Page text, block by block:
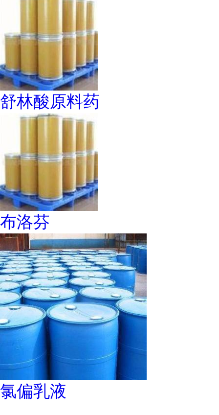
舒林酸原料药
布洛芬
氯偏乳液